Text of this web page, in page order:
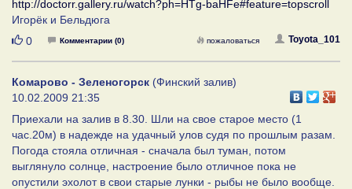
http://doctorr.gallery.ru/watch?ph=HTg-baHFe#feature=topscroll
Игорёк и Бельдюга
Нравится
0 Комментарии (0) Toyota_101
пожаловаться
Комарово - Зеленогорск (Финский залив)
10.02.2009 21:35
Приехали на залив в 8.30. Шли на свое старое место (1
час.20м) в надежде на удачный улов судя по прошлым разам.
Погода стояла отличная - сначала был туман, потом
выглянуло солнце, настроение было отличное пока не
опустили эхолот в свои старые лунки - рыбы не было вообще.